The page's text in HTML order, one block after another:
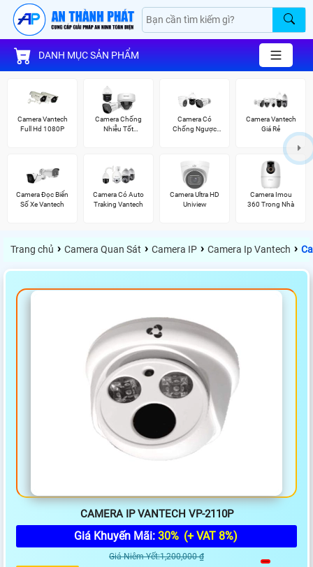
DANH MỤC SẢN PHẨM
Camera Vantech
Full Hd 1080P
Camera Chống
Nhiễu Tốt
Camera Có
Chống Ngược
Camera Vantech
Giá Rẻ
Camera Đọc Biển
Số Xe Vantech
Camera Có Auto
Traking Vantech
Camera Ultra HD
Uniview
Camera Imou
360 Trong Nhà
Trang chủ › Camera Quan Sát › Camera IP › Camera Ip Vantech ›
CAMERA IP VANTECH VP-2110P
Giá Khuyến Mãi: 30% (+ VAT 8%)
Giá Niêm Yết:1,200,000 ₫